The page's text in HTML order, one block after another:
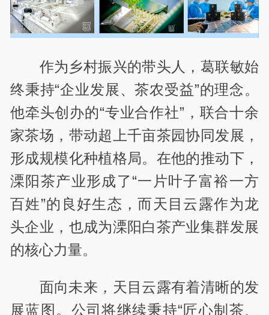
作为乡村振兴的带头人，葛联敏始
终秉持“企业发展、茶农受益”的理念。
他牵头创办的“专业合作社”，联合十余
家茶场，带动超上千亩茶园协同发展，
形成规模化种植格局。在他的推动下，
溧阳茶产业形成了“一片叶子富裕一方
百姓”的良好生态，而天目云露作为龙
头企业，也成为溧阳白茶产业集群发展
的核心力量。
面向未来，天目云露有着清晰的发
展蓝图。公司将继续秉持“匠心制茶、